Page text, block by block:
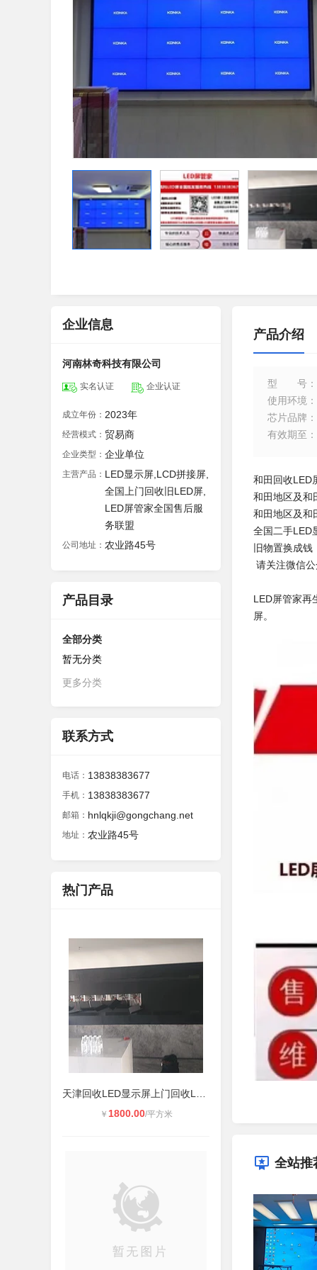
企业信息
河南林奇科技有限公司
实名认证 企业认证
成立年份： 2023年
经营模式： 贸易商
企业类型： 企业单位
主营产品： LED显示屏,LCD拼接屏,
全国上门回收旧LED屏,
LED屏管家全国售后服
务联盟
公司地址： 农业路45号
产品目录
全部分类
暂无分类
更多分类
联系方式
电话： 13838383677
手机： 13838383677
邮箱： hnlqkji@gongchang.net
地址： 农业路45号
热门产品
￥ 1800.00/平方米
产品介绍
型号 ：
使用环境 ：
芯片品牌 ：
有效期至 ：
和田回收LED
和田地区及和
和田地区及和
全国二手LED
旧物置换成
请关注微信
LED屏管家再
屏。
全站推